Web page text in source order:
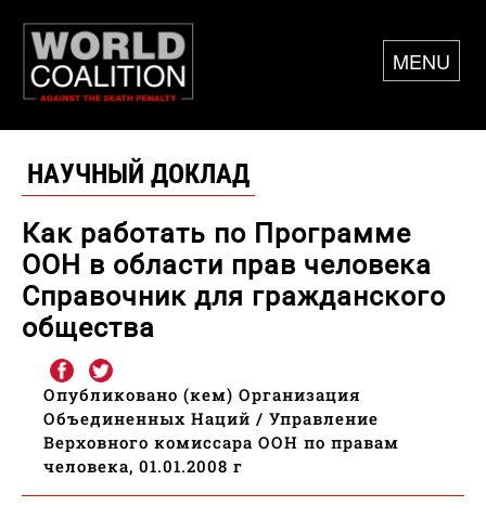
MENU
НАУЧНЫЙ ДОКЛАД
Как работать по Программе
ООН в области прав человека
Справочник для гражданского
общества
Опубликовано (кем) Организация
Объединенных Наций / Управление
Верховного комиссара ООН по правам
человека, 01.01.2008 г